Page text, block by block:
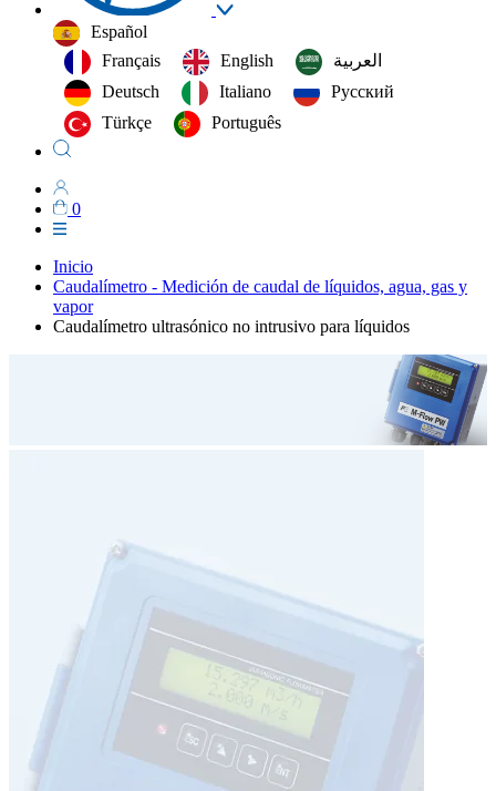
Español
Français
English
العربية‏
Deutsch
Italiano
Русский
Türkçe
Português
0
Inicio
Caudalímetro - Medición de caudal de líquidos, agua, gas y
vapor
Caudalímetro ultrasónico no intrusivo para líquidos